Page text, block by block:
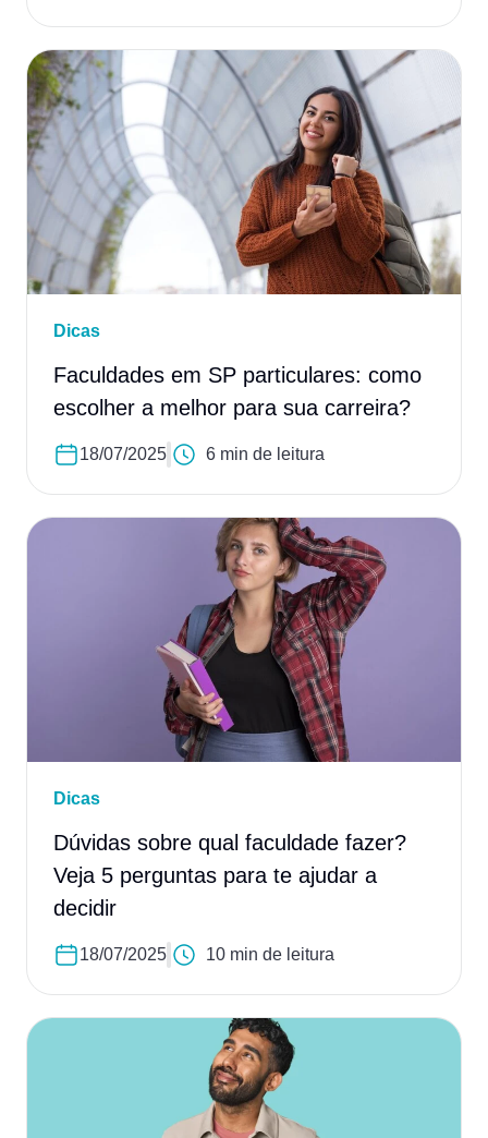
Dicas
Faculdades em SP particulares: como
escolher a melhor para sua carreira?
18/07/2025 6 min de leitura
Dicas
Dúvidas sobre qual faculdade fazer?
Veja 5 perguntas para te ajudar a
decidir
18/07/2025 10 min de leitura